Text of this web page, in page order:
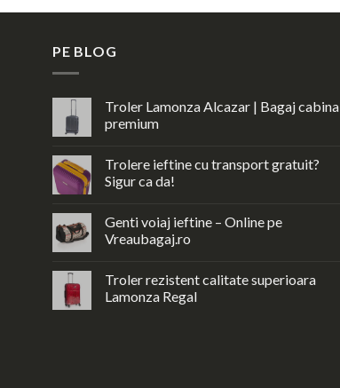
inițial
curent
PE BLOG
Troler Lamonza Alcazar | Bagaj cabina
premium
Trolere ieftine cu transport gratuit?
Sigur ca da!
Genti voiaj ieftine – Online pe
Vreaubagaj.ro
Troler rezistent calitate superioara
Lamonza Regal